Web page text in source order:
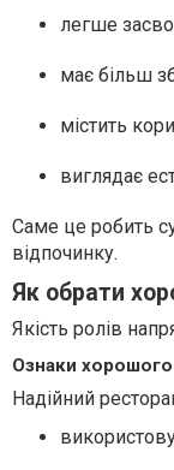
легше
має більш
містить
виглядає
Саме це робить
відпочинку.
Як обрати
Якість ролів
Ознаки
Надійний